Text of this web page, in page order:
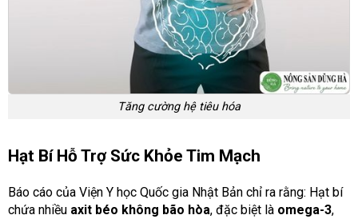
Tăng cường hệ tiêu hóa
Hạt Bí Hỗ Trợ Sức Khỏe Tim Mạch
Báo cáo của Viện Y học Quốc gia Nhật Bản chỉ ra rằng: Hạt bí
chứa nhiều axit béo không bão hòa, đặc biệt là omega-3,